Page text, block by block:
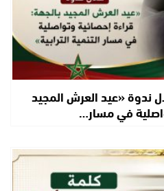
ندوة «عيد العرش المجيد
في مسار…